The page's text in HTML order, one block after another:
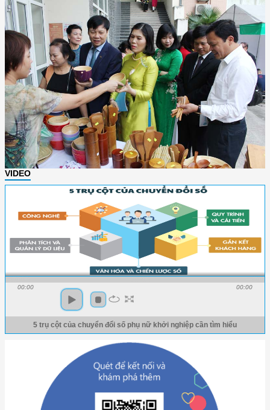
VIDEO
00:00 00:00
5 trụ cột của chuyển đổi số phụ nữ khởi nghiệp cần tìm hiểu